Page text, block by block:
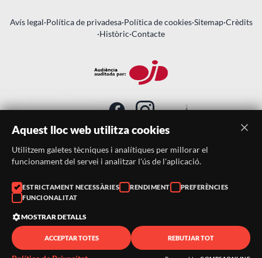
Avís legal·Política de privadesa·Política de cookies·Sitemap·Crèdits
·Històric·Contacte
SUBSCRIU-TE AL BUTLLETÍ
Telèfon:
938046359
Correu:
© 2026 ·FestaCatalunya
— Tots els drets reservats · Web
desenvolupada amb ❤️ perCompsaOnline
Aquest lloc web utilitza cookies
Utilitzem galetes tècniques i analítiques per millorar el
funcionament del servei i analitzar l'ús de l'aplicació.
ESTRICTAMENT NECESSÀRIES RENDIMENT
PREFERÈNCIES
FUNCIONALITAT
MOSTRAR DETALLS
ACCEPTAR TOTES REBUTJAR TOT